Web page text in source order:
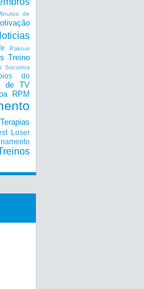
de
Pakour
Treino
Socorros
do
de TV
RPM
Terapias
Loser